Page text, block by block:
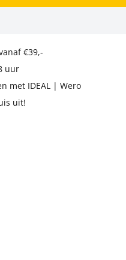
€39,-
uur
met IDEAL | Wero
uit!